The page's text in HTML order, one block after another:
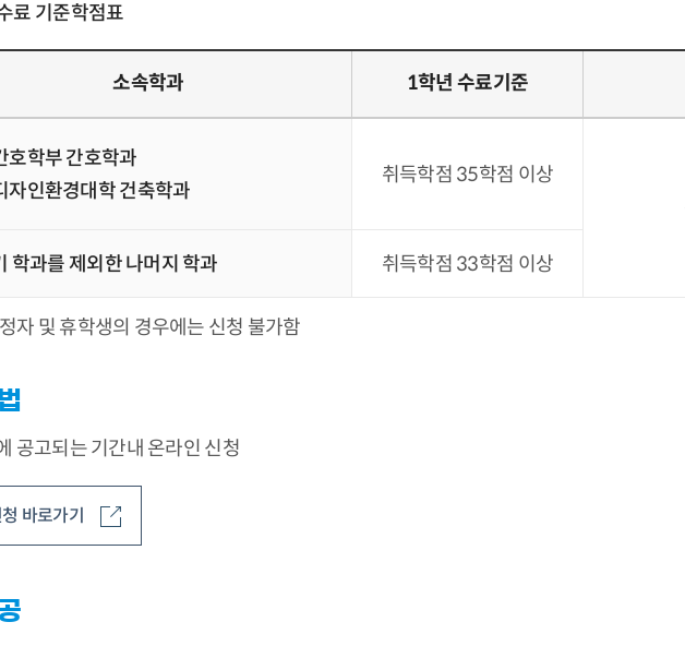
료 기준학점표
소속학과 1학년 수료기준
호학부 간호학과
자인환경대학 건축학과
취득학점 35학점 이상
학과를 제외한 나머지 학과 취득학점 33학점 이상
자 및 휴학생의 경우에는 신청 불가함
공고되는 기간내 온라인 신청
바로가기